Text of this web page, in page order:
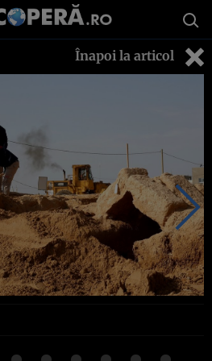
Înapoi la articol